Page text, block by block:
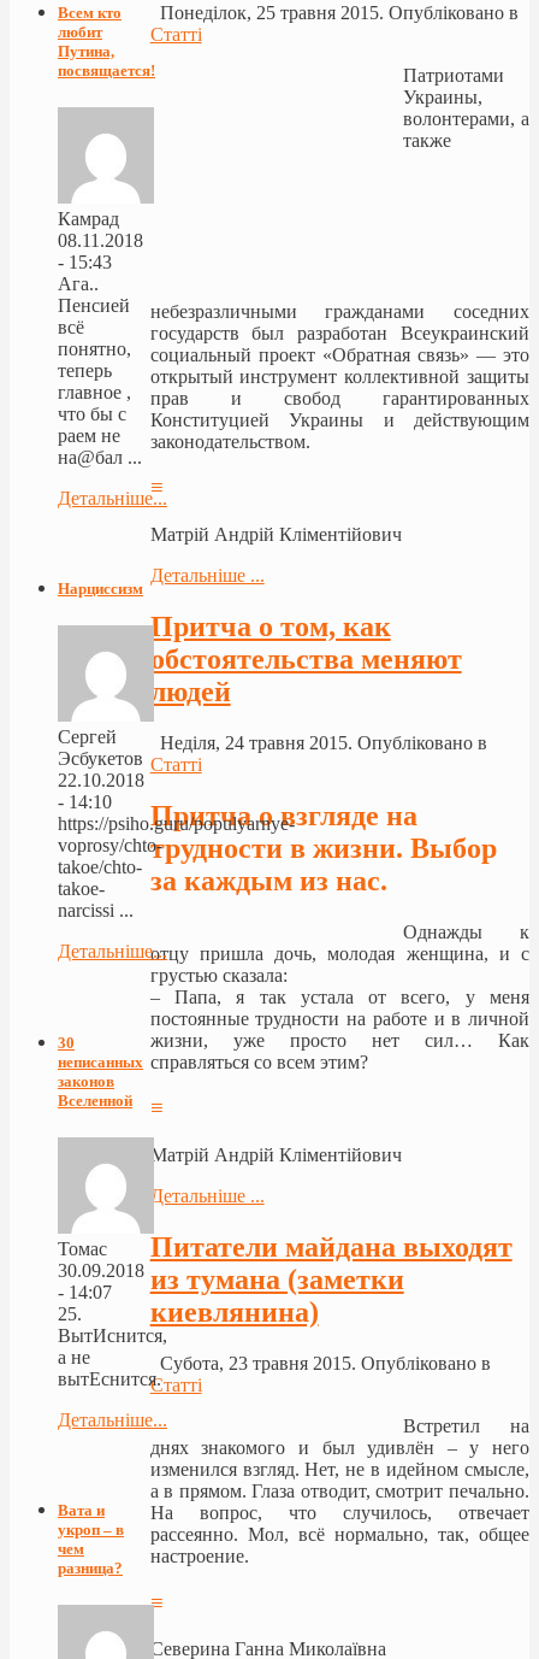
Понеділок, 25 травня 2015. Опубліковано в
Статті
Патриотами
Украины,
волонтерами, а
также
небезразличными гражданами соседних
государств был разработан Всеукраинский
социальный проект «Обратная связь» — это
открытый инструмент коллективной защиты
прав и свобод гарантированных
Конституцией Украины и действующим
законодательством.
≡
Матрій Андрій Кліментійович
Детальніше ...
Притча о том, как
обстоятельства меняют
людей
Неділя, 24 травня 2015. Опубліковано в
Статті
Притча о взгляде на
трудности в жизни. Выбор
за каждым из нас.
Однажды к
отцу пришла дочь, молодая женщина, и с
грустью сказала:
– Папа, я так устала от всего, у меня
постоянные трудности на работе и в личной
жизни, уже просто нет сил… Как
справляться со всем этим?
≡
Матрій Андрій Кліментійович
Детальніше ...
Питатели майдана выходят
из тумана (заметки
киевлянина)
Субота, 23 травня 2015. Опубліковано в
Статті
Встретил на
днях знакомого и был удивлён – у него
изменился взгляд. Нет, не в идейном смысле,
а в прямом. Глаза отводит, смотрит печально.
На вопрос, что случилось, отвечает
рассеянно. Мол, всё нормально, так, общее
настроение.
≡
Северина Ганна Миколаївна
Всем кто
любит
Путина,
посвящается!
Камрад
08.11.2018
- 15:43
Ага..
Пенсией
всё
понятно,
теперь
главное ,
что бы с
раем не
на@бал ...
Детальніше...
Нарциссизм
Сергей
Эсбукетов
22.10.2018
- 14:10
https://psiho.guru/populyarnye-
voprosy/chto-
takoe/chto-
takoe-
narcissi ...
Детальніше...
30
неписанных
законов
Вселенной
Томас
30.09.2018
- 14:07
25.
ВытИснится,
а не
вытЕснится.
Детальніше...
Вата и
укроп – в
чем
разница?